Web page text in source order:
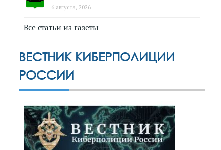
6 августа, 2026
Все статьи из газеты
ВЕСТНИК КИБЕРПОЛИЦИИ
РОССИИ